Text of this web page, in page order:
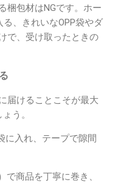
梱包材はNGです。ホー
、きれいなOPP袋やダ
で、受け取ったときの
届けることこそが最大
う。
に入れ、テープで隙間
で商品を丁寧に巻き、